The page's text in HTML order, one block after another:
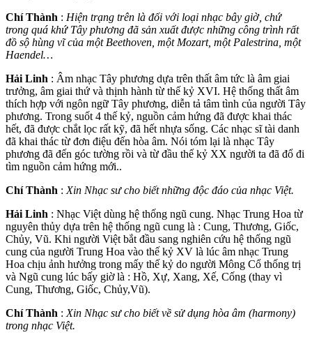
Chí Thành : Hiện trạng trên là đối với loại nhạc bây giờ, chứ
trong quá khứ Tây phương đã sản xuất được những công trình rất
đồ sộ hùng vĩ của một Beethoven, một Mozart, một Palestrina, một
Haendel…
Hải Linh : Âm nhạc Tây phương dựa trên thất âm tức là âm giai
trưởng, âm giai thứ và thịnh hành từ thế kỷ XVI. Hệ thống thất âm
thích hợp với ngôn ngữ Tây phương, diễn tả tâm tình của người Tây
phương. Trong suốt 4 thế kỷ, nguồn cảm hứng đã được khai thác
hết, đã được chắt lọc rất kỹ, đã hết nhựa sống. Các nhạc sĩ tài danh
đã khai thác từ đơn điệu đến hòa âm. Nói tóm lại là nhạc Tây
phương đã đến góc tường rồi và từ đầu thế kỷ XX người ta đã đổ đi
tìm nguồn cảm hứng mới..
Chí Thành : Xin Nhạc sư cho biết những độc đáo của nhạc Việt.
Hải Linh : Nhạc Việt dùng hệ thống ngũ cung. Nhạc Trung Hoa từ
nguyên thủy dựa trên hệ thống ngũ cung là : Cung, Thương, Giốc,
Chủy, Vũ. Khi người Việt bắt đầu sang nghiên cứu hệ thống ngũ
cung của người Trung Hoa vào thế kỷ XV là lúc âm nhạc Trung
Hoa chịu ảnh hưởng trong mấy thế kỷ do người Mông Cổ thống trị
và Ngũ cung lúc bấy giờ là : Hồ, Xự, Xang, Xế, Cống (thay vì
Cung, Thương, Giốc, Chủy,Vũ).
Chí Thành : Xin Nhạc sư cho biết về sử dụng hòa âm (harmony)
trong nhạc Việt.